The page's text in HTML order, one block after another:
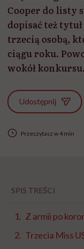
Cooper do listy
dopisać też
trzecią osobą,
ciągu roku.
wokół konkursu.
Udostępnij
Przeczytasz w 4 min
SPIS TREŚCI
Z armii po
Trzecia Miss